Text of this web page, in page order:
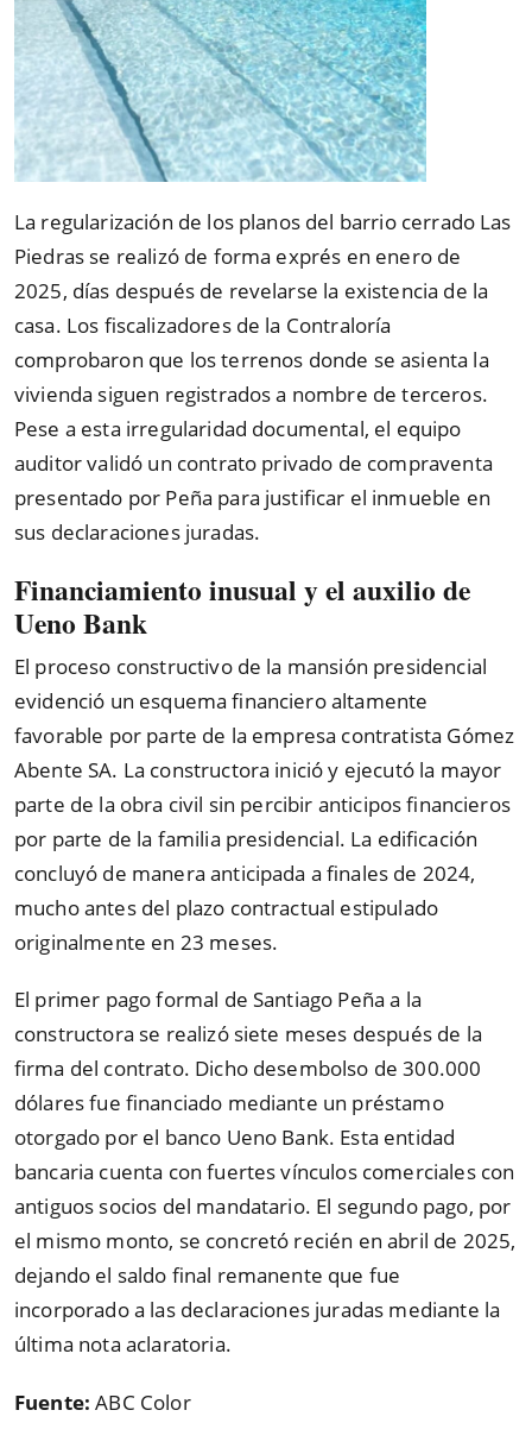
La regularización de los planos del barrio cerrado Las
Piedras se realizó de forma exprés en enero de
2025, días después de revelarse la existencia de la
casa. Los fiscalizadores de la Contraloría
comprobaron que los terrenos donde se asienta la
vivienda siguen registrados a nombre de terceros.
Pese a esta irregularidad documental, el equipo
auditor validó un contrato privado de compraventa
presentado por Peña para justificar el inmueble en
sus declaraciones juradas.
Financiamiento inusual y el auxilio de
Ueno Bank
El proceso constructivo de la mansión presidencial
evidenció un esquema financiero altamente
favorable por parte de la empresa contratista Gómez
Abente SA. La constructora inició y ejecutó la mayor
parte de la obra civil sin percibir anticipos financieros
por parte de la familia presidencial. La edificación
concluyó de manera anticipada a finales de 2024,
mucho antes del plazo contractual estipulado
originalmente en 23 meses.
El primer pago formal de Santiago Peña a la
constructora se realizó siete meses después de la
firma del contrato. Dicho desembolso de 300.000
dólares fue financiado mediante un préstamo
otorgado por el banco Ueno Bank. Esta entidad
bancaria cuenta con fuertes vínculos comerciales con
antiguos socios del mandatario. El segundo pago, por
el mismo monto, se concretó recién en abril de 2025,
dejando el saldo final remanente que fue
incorporado a las declaraciones juradas mediante la
última nota aclaratoria.
Fuente:ABC Color